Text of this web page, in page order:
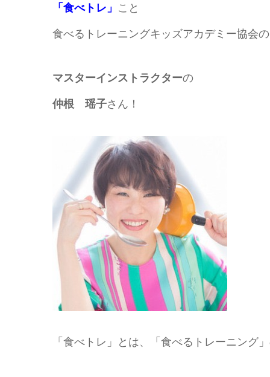
「食べトレ」 こと
食べるトレーニングキッズアカデミー協会
マスターインストラクターの
仲根 瑶子さん！
「食べトレ」とは、「食べるトレーニング